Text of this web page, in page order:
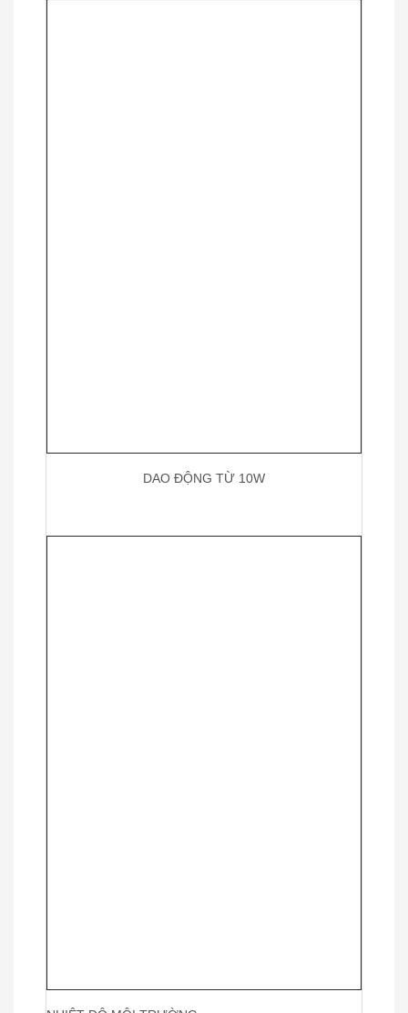
DAO ĐỘNG TỪ 10W